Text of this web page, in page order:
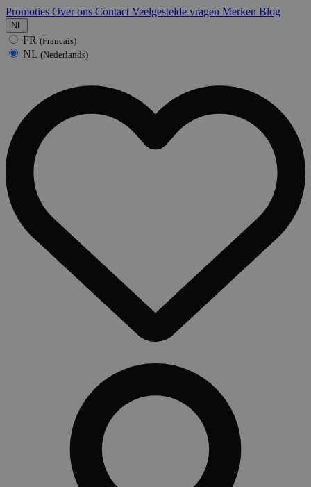
Promoties Over ons Contact Veelgestelde vragen Merken Blog
NL
FR (Francais)
NL (Nederlands)